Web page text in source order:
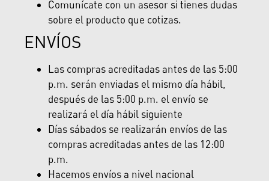
Comunícate con un asesor si tienes dudas
sobre el producto que cotizas.
ENVÍOS
Las compras acreditadas antes de las 5:00
p.m. serán enviadas el mismo día hábil,
después de las 5:00 p.m. el envío se
realizará el día hábil siguiente
Días sábados se realizarán envíos de las
compras acreditadas antes de las 12:00
p.m.
Hacemos envíos a nivel nacional